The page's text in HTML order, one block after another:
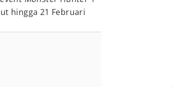
hingga 21 Februari